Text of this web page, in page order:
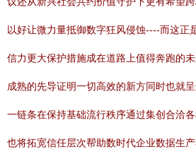
以好让微力量抵御数字狂风侵蚀----而这正
信力更大保护措施成在道路上值得奔跑的
成熟的先导证明一切高效的新方同时也就
一链条在保持基础流行秩序通过集创合洽
也将拓宽信任层次帮助数时代企业数据生